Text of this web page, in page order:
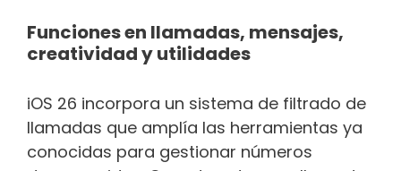
Funciones en llamadas, mensajes,
creatividad y utilidades
iOS 26 incorpora un sistema de filtrado de
llamadas que amplía las herramientas ya
conocidas para gestionar números